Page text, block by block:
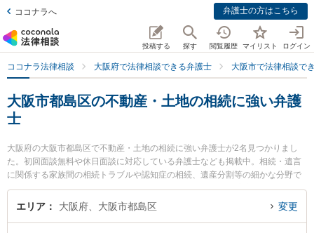
ココナラへ 弁護士の方はこちら
投稿する 探す 閲覧履歴 マイリスト ログイン
ココナラ法律相談 大阪府で法律相談できる弁護士 大阪市で法律相談で
大阪市都島区の不動産・土地の相続に強い弁護
士
大阪府の大阪市都島区で不動産・土地の相続に強い弁護士が2名見つかりまし
た。初回面談無料や休日面談に対応している弁護士なども掲載中。相続・遺言
に関係する家族間の相続トラブルや認知症の相続、遺産分割等の細かな分野で
の絞り込み検索もでき便利です。特に都島法律事務所の松浦 宏彰弁護士や友
渕・希法律事務所の村本 健司弁護士のプロフィール情報や弁護士費用、強みな
エリア 大阪府、大阪市都島区 変更